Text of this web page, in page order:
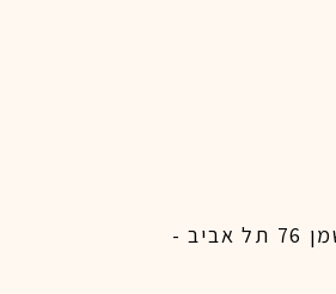
שימו לב ! מינימום הזמנת משלוח באתר לכל האיזורים האפשריים 450 ש״ח ו200 ש״ח מינימום לאיסוף - כתובת פרישמן 76 תל אביב -